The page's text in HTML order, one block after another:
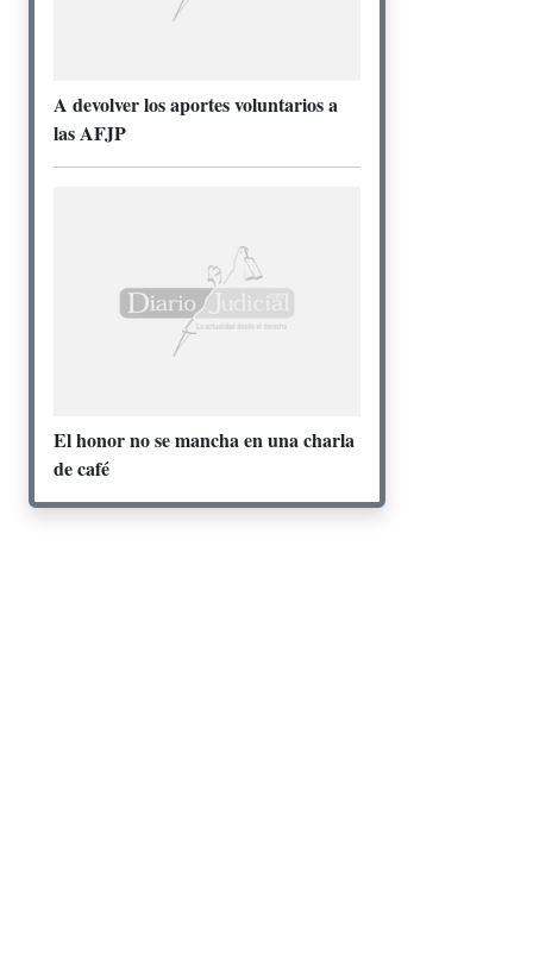
A devolver los aportes voluntarios a
las AFJP
El honor no se mancha en una charla
de café